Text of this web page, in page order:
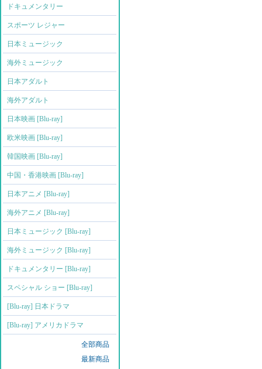
ドキュメンタリー
スポーツ レジャー
日本ミュージック
海外ミュージック
日本アダルト
海外アダルト
日本映画 [Blu-ray]
欧米映画 [Blu-ray]
韓国映画 [Blu-ray]
中国・香港映画 [Blu-ray]
日本アニメ [Blu-ray]
海外アニメ [Blu-ray]
日本ミュージック [Blu-ray]
海外ミュージック [Blu-ray]
ドキュメンタリー [Blu-ray]
スペシャル ショー [Blu-ray]
[Blu-ray] 日本ドラマ
[Blu-ray] アメリカドラマ
全部商品
最新商品